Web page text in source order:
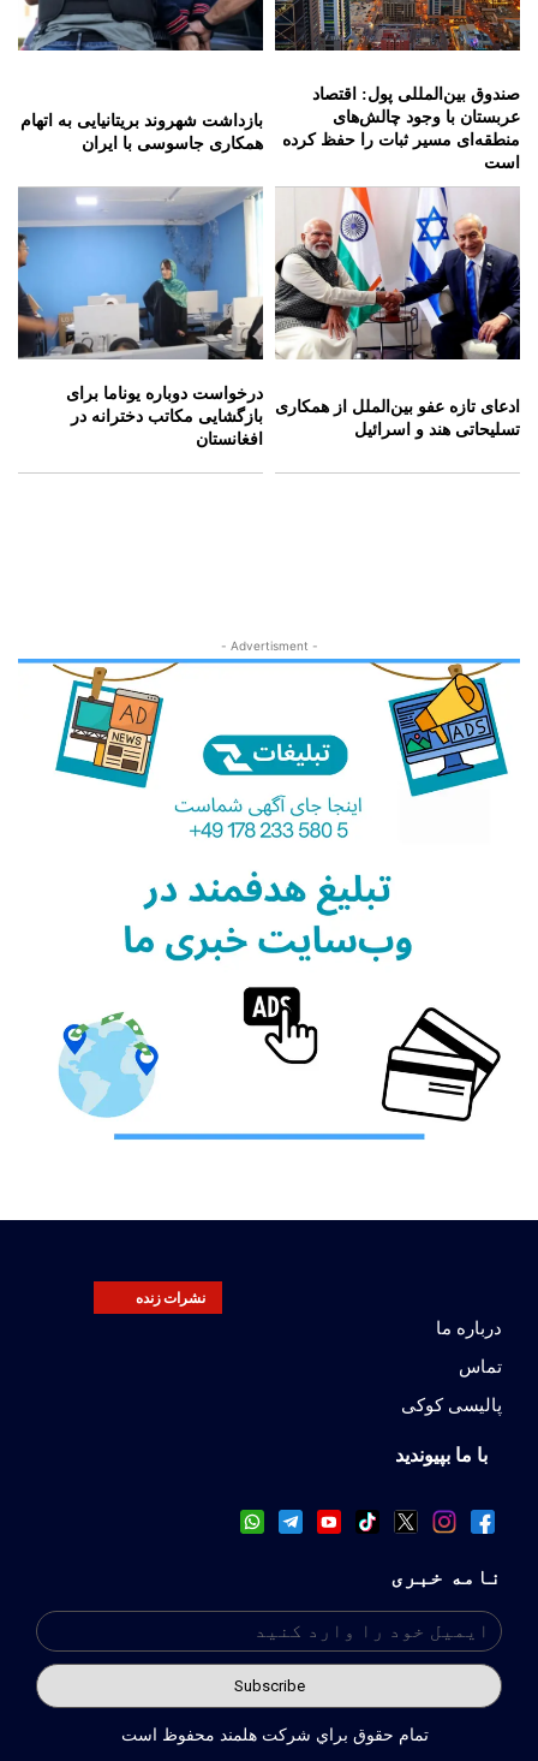
صندوق بین‌المللی پول: اقتصاد
عربستان با وجود چالش‌های
منطقه‌ای مسیر ثبات را حفظ کرده
است
بازداشت شهروند بریتانیایی به اتهام
همکاری جاسوسی با ایران
ادعای تازه عفو بین‌الملل از همکاری
تسلیحاتی هند و اسرائیل
درخواست دوباره یوناما برای
بازگشایی مکاتب دخترانه در
افغانستان
- Advertisment -
نشرات زنده
درباره ما
تماس
پالیسی کوکی
با ما بپیوندید
نامه خبری
تمام حقوق براي شركت هلمند محفوظ است